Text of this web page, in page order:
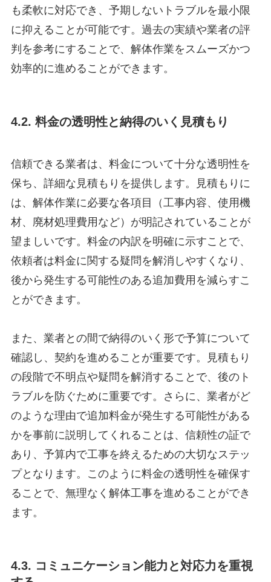
も柔軟に対応でき、予期しないトラブルを最小限
に抑えることが可能です。過去の実績や業者の評
判を参考にすることで、解体作業をスムーズかつ
効率的に進めることができます。
4.2. 料金の透明性と納得のいく見積もり
信頼できる業者は、料金について十分な透明性を
保ち、詳細な見積もりを提供します。見積もりに
は、解体作業に必要な各項目（工事内容、使用機
材、廃材処理費用など）が明記されていることが
望ましいです。料金の内訳を明確に示すことで、
依頼者は料金に関する疑問を解消しやすくなり、
後から発生する可能性のある追加費用を減らすこ
とができます。
また、業者との間で納得のいく形で予算について
確認し、契約を進めることが重要です。見積もり
の段階で不明点や疑問を解消することで、後のト
ラブルを防ぐために重要です。さらに、業者がど
のような理由で追加料金が発生する可能性がある
かを事前に説明してくれることは、信頼性の証で
あり、予算内で工事を終えるための大切なステッ
プとなります。このように料金の透明性を確保す
ることで、無理なく解体工事を進めることができ
ます。
4.3. コミュニケーション能力と対応力を重視